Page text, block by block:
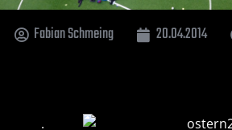
Fabian Schmeing 20.04.2014
.